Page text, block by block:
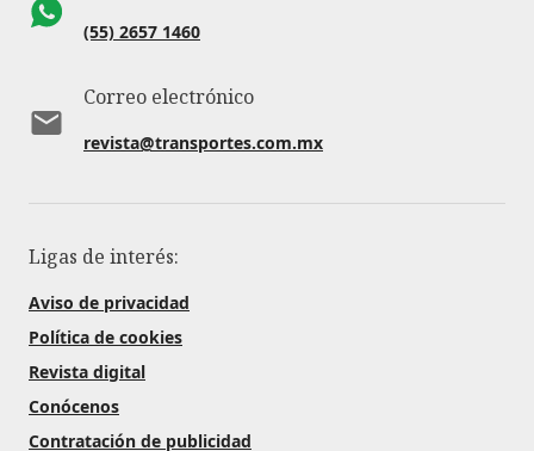
(55) 2657 1460
Correo electrónico
revista@transportes.com.mx
Ligas de interés:
Aviso de privacidad
Política de cookies
Revista digital
Conócenos
Contratación de publicidad